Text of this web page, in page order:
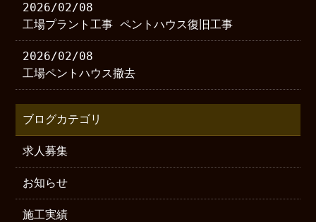
2026/02/08
工場プラント工事 ペントハウス復旧工事
2026/02/08
工場ペントハウス撤去
ブログカテゴリ
求人募集
お知らせ
施工実績